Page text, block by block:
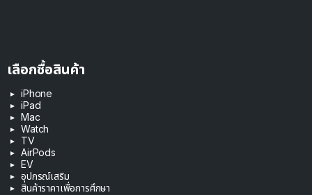
เลือกซื้อสินค้า
iPhone
iPad
Mac
Watch
TV
AirPods
EV
อุปกรณ์เสริม
สินค้าราคาเพื่อการศึกษา